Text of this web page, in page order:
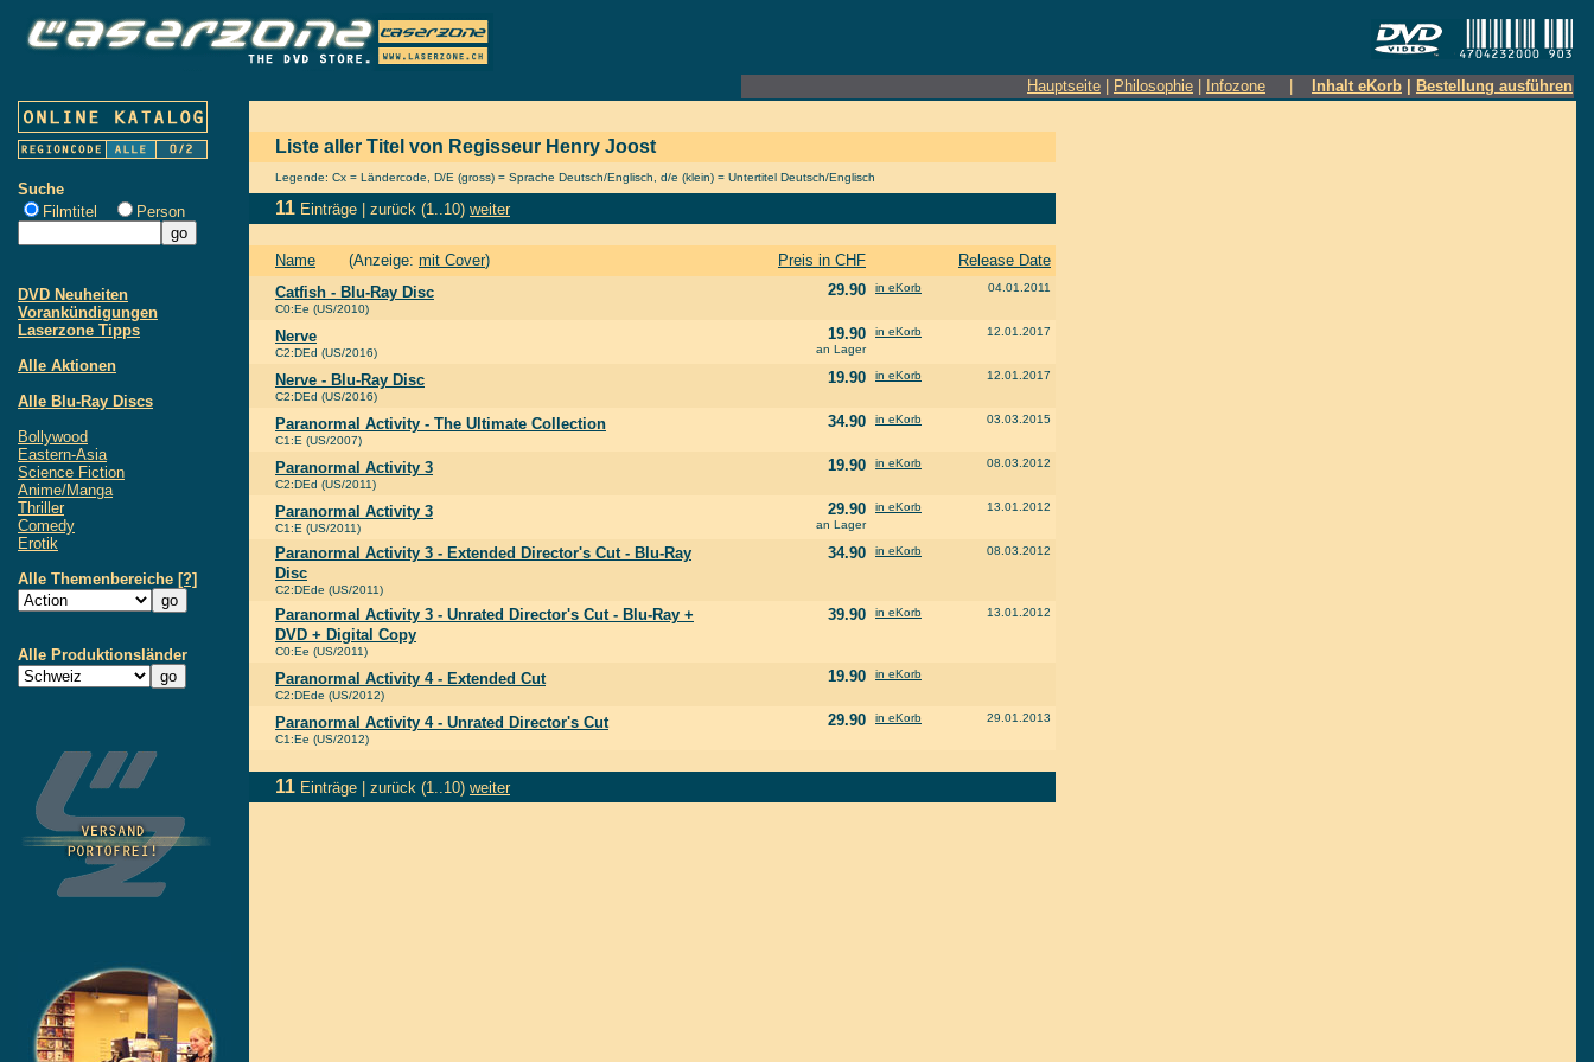
Hauptseite Philosophie Infozone Inhalt eKorb Bestellung ausführen
Suche
Filmtitel
Person
DVD Neuheiten
Vorankündigungen
Laserzone Tipps
Alle Aktionen
Alle Blu-Ray Discs
Bollywood
Eastern-Asia
Science Fiction
Anime/Manga
Thriller
Comedy
Erotik
Alle Themenbereiche [?]
Alle Produktionsländer
Liste aller Titel von Regisseur Henry Joost
Legende: Cx = Ländercode, D/E (gross) = Sprache Deutsch/Englisch, d/e (klein) = Untertitel Deutsch/Englisch
11 Einträge | zurück (1..10) weiter
Name (Anzeige: mit Cover) Preis in CHF
Release Date
Catfish - Blu-Ray Disc
C0:Ee (US/2010)
29.90 in eKorb 04.01.2011
Nerve
C2:DEd (US/2016)
19.90
an Lager
in eKorb 12.01.2017
Nerve - Blu-Ray Disc
C2:DEd (US/2016)
19.90 in eKorb 12.01.2017
Paranormal Activity - The Ultimate Collection
C1:E (US/2007)
34.90 in eKorb 03.03.2015
Paranormal Activity 3
C2:DEd (US/2011)
19.90 in eKorb 08.03.2012
Paranormal Activity 3
C1:E (US/2011)
29.90
an Lager
in eKorb 13.01.2012
Paranormal Activity 3 - Extended Director's Cut - Blu-Ray
Disc
C2:DEde (US/2011)
34.90 in eKorb 08.03.2012
Paranormal Activity 3 - Unrated Director's Cut - Blu-Ray +
DVD + Digital Copy
C0:Ee (US/2011)
39.90 in eKorb 13.01.2012
Paranormal Activity 4 - Extended Cut
C2:DEde (US/2012)
19.90 in eKorb
Paranormal Activity 4 - Unrated Director's Cut
C1:Ee (US/2012)
29.90 in eKorb 29.01.2013
11 Einträge | zurück (1..10) weiter